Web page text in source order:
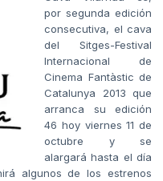
por segunda edición
consecutiva, el cava
del Sitges-Festival
Internacional de
Cinema Fantàstic de
Catalunya 2013 que
arranca su edición
46 hoy viernes 11 de
octubre y se
alargará hasta el día
algunos de los estrenos